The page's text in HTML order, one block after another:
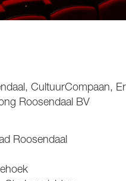
CultuurCompaan,
Roosendaal BV
Roosendaal